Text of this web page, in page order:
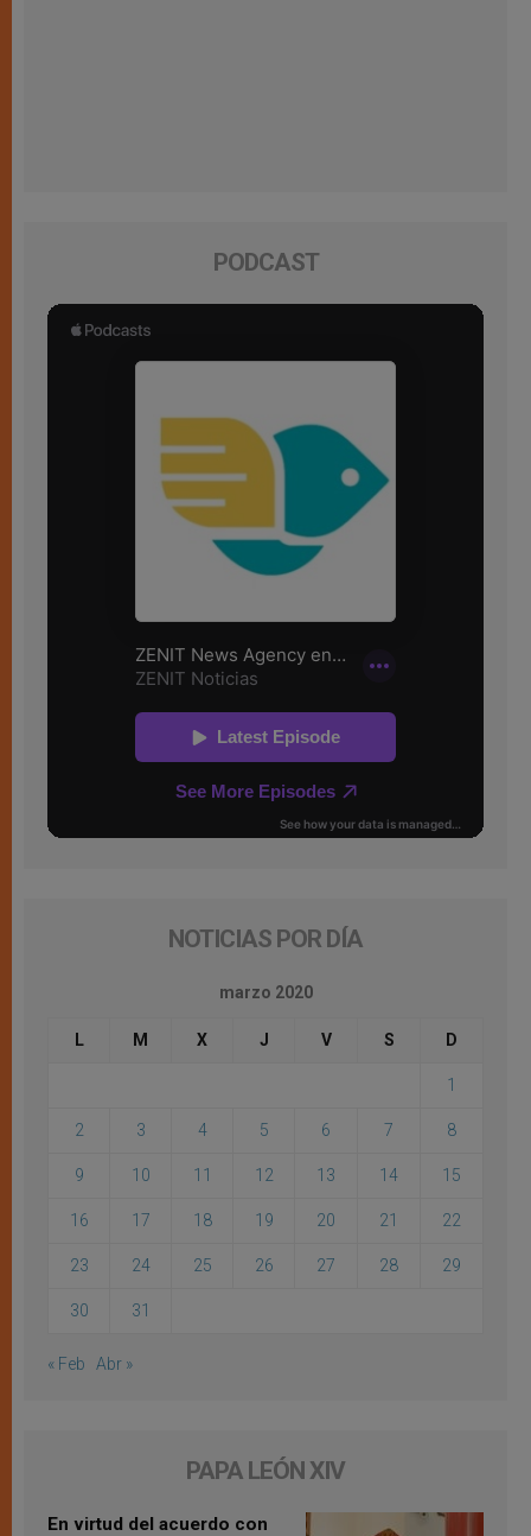
PODCAST
NOTICIAS POR DÍA
marzo 2020
L M X J V S D
1
2 3 4 5 6 7 8
9 10 11 12 13 14 15
16 17 18 19 20 21 22
23 24 25 26 27 28 29
30 31
« Feb Abr »
PAPA LEÓN XIV
En virtud del acuerdo con